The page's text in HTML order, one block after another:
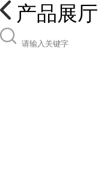
产品展厅